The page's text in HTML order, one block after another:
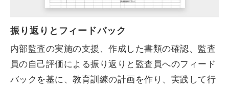
振り返りとフィードバック
内部監査の実施の支援、作成した書類の確認、監査
員の自己評価による振り返りと監査員へのフィード
バックを基に、教育訓練の計画を作り、実践して行